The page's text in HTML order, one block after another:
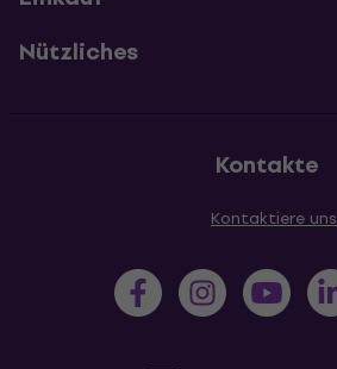
Nützliches
Kontakte
Kontaktiere uns